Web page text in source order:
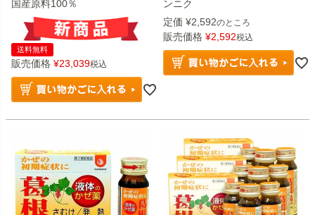
国産原料100％
送料無料
販売価格 ¥23,039税込
ンニク
定価 ¥2,592のところ
販売価格 ¥2,592税込